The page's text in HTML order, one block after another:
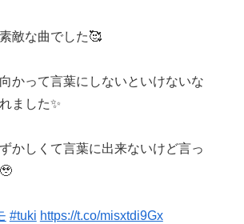
敵な曲でした🥰
かって言葉にしないといけないな
ました✨️
かしくて言葉に出来ないけど言っ
#tuki https://t.co/misxtdi9Gx